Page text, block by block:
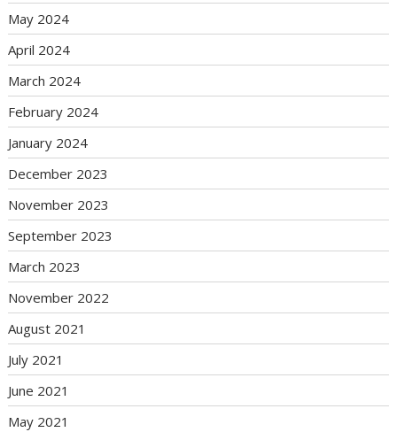
May 2024
April 2024
March 2024
February 2024
January 2024
December 2023
November 2023
September 2023
March 2023
November 2022
August 2021
July 2021
June 2021
May 2021